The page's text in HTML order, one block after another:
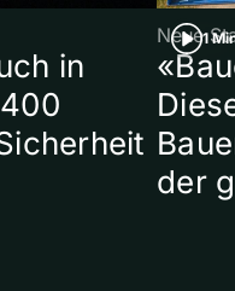
in
1
Neue
der